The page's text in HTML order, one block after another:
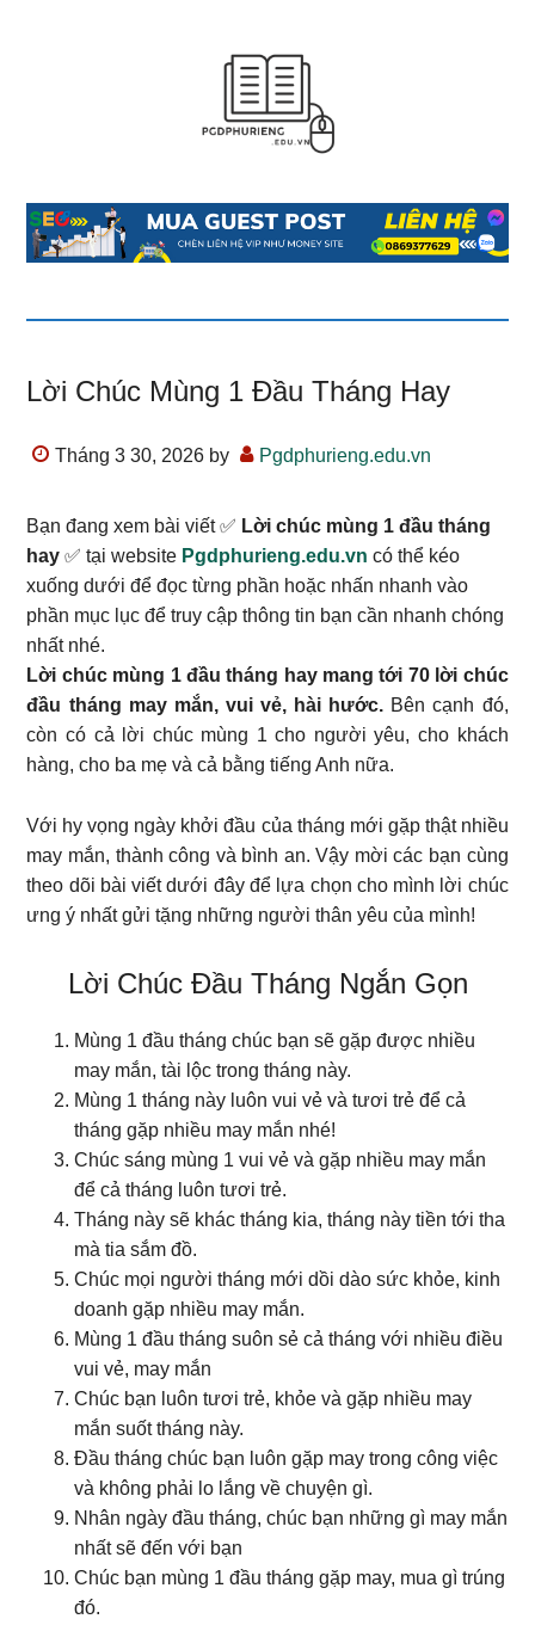
Lời Chúc Mùng 1 Đầu Tháng Hay
Tháng 3 30, 2026 by Pgdphurieng.edu.vn
Bạn đang xem bài viết ✅ Lời chúc mùng 1 đầu tháng
hay ✅ tại website Pgdphurieng.edu.vn có thể kéo
xuống dưới để đọc từng phần hoặc nhấn nhanh vào
phần mục lục để truy cập thông tin bạn cần nhanh chóng
nhất nhé.
Lời chúc mùng 1 đầu tháng hay mang tới 70 lời chúc
đầu tháng may mắn, vui vẻ, hài hước. Bên cạnh đó,
còn có cả lời chúc mùng 1 cho người yêu, cho khách
hàng, cho ba mẹ và cả bằng tiếng Anh nữa.
Với hy vọng ngày khởi đầu của tháng mới gặp thật nhiều
may mắn, thành công và bình an. Vậy mời các bạn cùng
theo dõi bài viết dưới đây để lựa chọn cho mình lời chúc
ưng ý nhất gửi tặng những người thân yêu của mình!
Lời Chúc Đầu Tháng Ngắn Gọn
Mùng 1 đầu tháng chúc bạn sẽ gặp được nhiều
may mắn, tài lộc trong tháng này.
Mùng 1 tháng này luôn vui vẻ và tươi trẻ để cả
tháng gặp nhiều may mắn nhé!
Chúc sáng mùng 1 vui vẻ và gặp nhiều may mắn
để cả tháng luôn tươi trẻ.
Tháng này sẽ khác tháng kia, tháng này tiền tới tha
mà tia sắm đồ.
Chúc mọi người tháng mới dồi dào sức khỏe, kinh
doanh gặp nhiều may mắn.
Mùng 1 đầu tháng suôn sẻ cả tháng với nhiều điều
vui vẻ, may mắn
Chúc bạn luôn tươi trẻ, khỏe và gặp nhiều may
mắn suốt tháng này.
Đầu tháng chúc bạn luôn gặp may trong công việc
và không phải lo lắng về chuyện gì.
Nhân ngày đầu tháng, chúc bạn những gì may mắn
nhất sẽ đến với bạn
Chúc bạn mùng 1 đầu tháng gặp may, mua gì trúng
đó.